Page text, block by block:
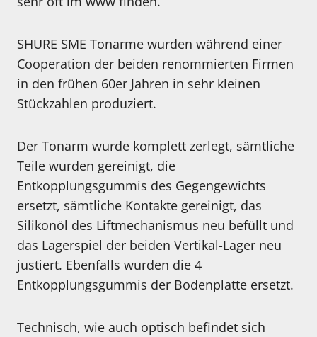
SHURE SME Tonarme wurden während einer
Cooperation der beiden renommierten Firmen
in den frühen 60er Jahren in sehr kleinen
Stückzahlen produziert.
Der Tonarm wurde komplett zerlegt, sämtliche
Teile wurden gereinigt, die
Entkopplungsgummis des Gegengewichts
ersetzt, sämtliche Kontakte gereinigt, das
Silikonöl des Liftmechanismus neu befüllt und
das Lagerspiel der beiden Vertikal-Lager neu
justiert. Ebenfalls wurden die 4
Entkopplungsgummis der Bodenplatte ersetzt.
Technisch, wie auch optisch befindet sich